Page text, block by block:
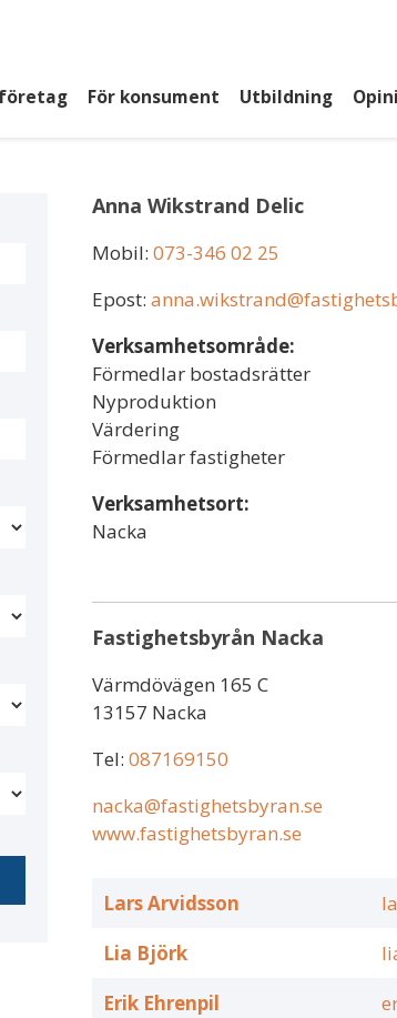
För konsument Utbildning
Anna Wikstrand Delic
Mobil: 073-346 02 25
Epost:
Verksamhetsområde:
Förmedlar bostadsrätter
Nyproduktion
Värdering
Förmedlar fastigheter
Verksamhetsort:
Nacka
Fastighetsbyrån Nacka
Värmdövägen 165 C
13157 Nacka
Tel: 087169150
nacka@fastighetsbyran.se
www.fastighetsbyran.se
Lars Arvidsson
Lia Björk
Erik Ehrenpil